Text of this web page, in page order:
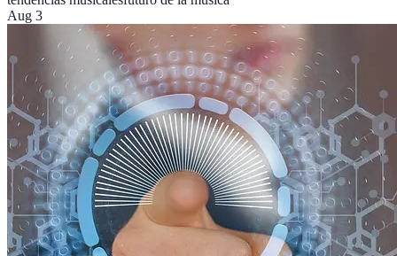
Aug 3